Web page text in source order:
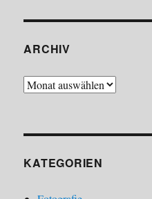
ARCHIV
Archiv
KATEGORIEN